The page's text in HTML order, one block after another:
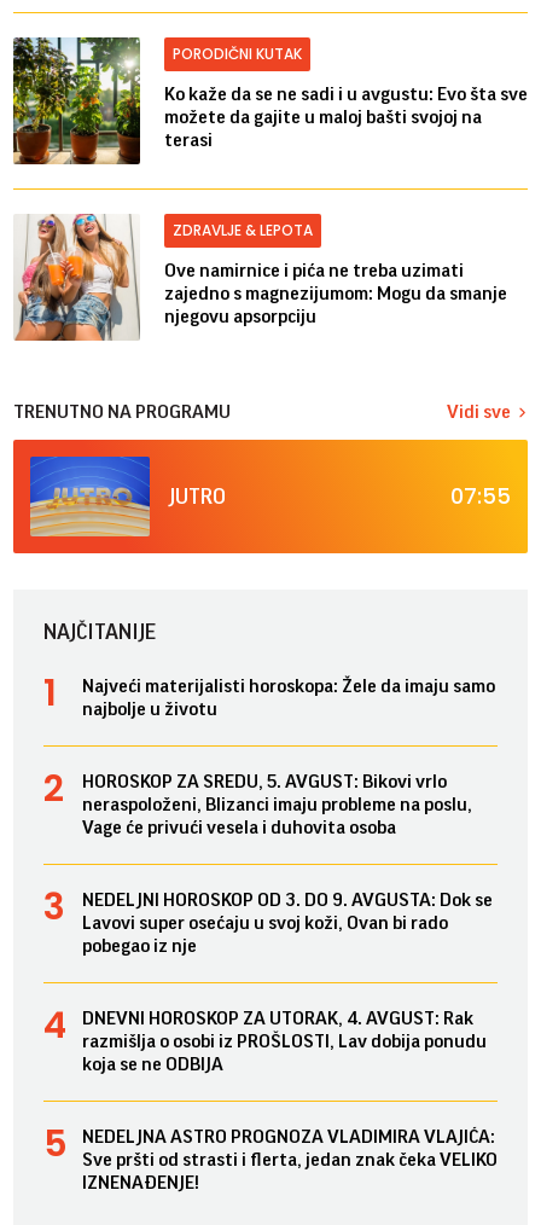
PORODIČNI KUTAK
Ko kaže da se ne sadi i u avgustu: Evo šta sve
možete da gajite u maloj bašti svojoj na
terasi
ZDRAVLJE & LEPOTA
Ove namirnice i pića ne treba uzimati
zajedno s magnezijumom: Mogu da smanje
njegovu apsorpciju
TRENUTNO NA PROGRAMU Vidi sve
JUTRO 07:55
NAJČITANIJE
Najveći materijalisti horoskopa: Žele da imaju samo
najbolje u životu
HOROSKOP ZA SREDU, 5. AVGUST: Bikovi vrlo
neraspoloženi, Blizanci imaju probleme na poslu,
Vage će privući vesela i duhovita osoba
NEDELJNI HOROSKOP OD 3. DO 9. AVGUSTA: Dok se
Lavovi super osećaju u svoj koži, Ovan bi rado
pobegao iz nje
DNEVNI HOROSKOP ZA UTORAK, 4. AVGUST: Rak
razmišlja o osobi iz PROŠLOSTI, Lav dobija ponudu
koja se ne ODBIJA
NEDELJNA ASTRO PROGNOZA VLADIMIRA VLAJIĆA:
Sve pršti od strasti i flerta, jedan znak čeka VELIKO
IZNENAĐENJE!